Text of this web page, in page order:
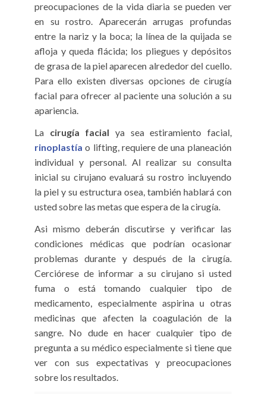
preocupaciones de la vida diaria se pueden ver
en su rostro. Aparecerán arrugas profundas
entre la nariz y la boca; la línea de la quijada se
afloja y queda flácida; los pliegues y depósitos
de grasa de la piel aparecen alrededor del cuello.
Para ello existen diversas opciones de cirugía
facial para ofrecer al paciente una solución a su
apariencia.
La cirugía facial ya sea estiramiento facial,
rinoplastía o lifting, requiere de una planeación
individual y personal. Al realizar su consulta
inicial su cirujano evaluará su rostro incluyendo
la piel y su estructura osea, también hablará con
usted sobre las metas que espera de la cirugía.
Asi mismo deberán discutirse y verificar las
condiciones médicas que podrían ocasionar
problemas durante y después de la cirugía.
Cerciórese de informar a su cirujano si usted
fuma o está tomando cualquier tipo de
medicamento, especialmente aspirina u otras
medicinas que afecten la coagulación de la
sangre. No dude en hacer cualquier tipo de
pregunta a su médico especialmente si tiene que
ver con sus expectativas y preocupaciones
sobre los resultados.